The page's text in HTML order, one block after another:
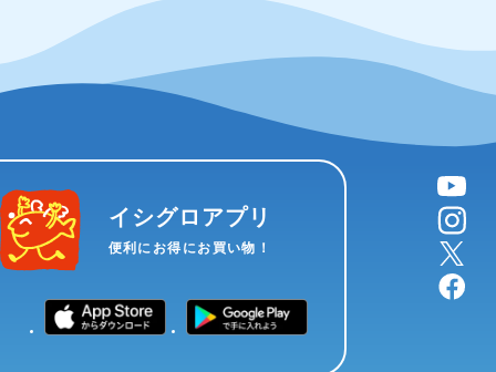
イシグロアプリ
便利にお得にお買い物！
YouTube
instagram
X
facebook